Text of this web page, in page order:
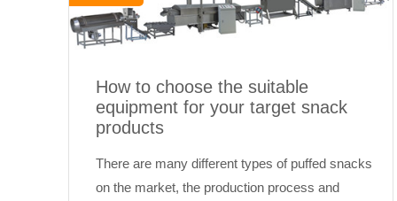
How to choose the suitable
equipment for your target snack
products
There are many different types of puffed snacks
on the market, the production process and